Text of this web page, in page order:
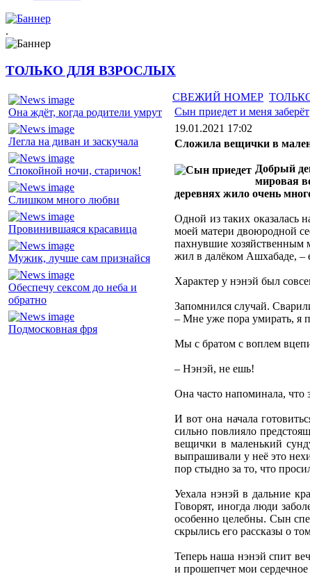
.
ТОЛЬКО ДЛЯ ВЗРОСЛЫХ
Она ждёт, когда родители умрут
Легла на диван и заскучала
Спокойной ночи, старичок!
Слишком много любви
Провинившаяся красавица
Мужик, лучше сам признайся
Обеспечу сексом до неба и
обратно
Подмосковная фря
СВЕЖИЙ НОМЕР
Сын приедет и меня заберёт
19.01.2021 17:02
Сложила вещички в
Добрый
мировая
деревнях жило очень
Одной из таких оказалась
моей матери двоюродной
пахнувшие хозяйственным
жил в далёком Ашхабаде, –
Характер у нэнэй был
Запомнился случай.
– Мне уже пора умирать, я
Мы с братом с воплем
– Нэнэй, не ешь!
Она часто напоминала, что
И вот она начала
сильно повлияло
вещички в маленький
выпрашивали у неё это
пор стыдно за то, что
Уехала нэнэй в дальние
Говорят, иногда люди
особенно целебны. Сын
скрылись его рассказы о
Теперь наша нэнэй спит
и прошепчет мои